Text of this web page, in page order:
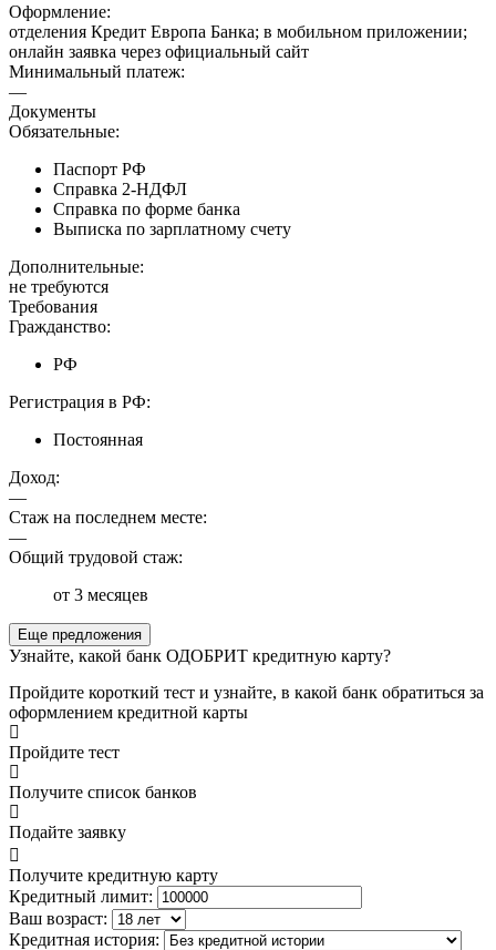
Оформление:
отделения Кредит Европа Банка; в мобильном приложении;
онлайн заявка через официальный сайт
Минимальный платеж:
—
Документы
Обязательные:
Паспорт РФ
Справка 2-НДФЛ
Справка по форме банка
Выписка по зарплатному счету
Дополнительные:
не требуются
Требования
Гражданство:
РФ
Регистрация в РФ:
Постоянная
Доход:
—
Стаж на последнем месте:
—
Общий трудовой стаж:
от 3 месяцев
Еще предложения
Узнайте, какой банк ОДОБРИТ кредитную карту?
Пройдите короткий тест и узнайте, в какой банк обратиться за
оформлением кредитной карты
Пройдите тест
Получите список банков
Подайте заявку
Получите кредитную карту
Кредитный лимит:
Ваш возраст:
Кредитная история: